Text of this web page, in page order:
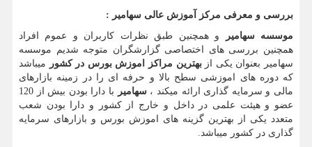
بررسی و معرفی مرکز آموزش عالی سهامیر :
موسسه سهامیر
و همچنین طبق نظرات کاربران و عموم افراد
همچنین بررسی های اختصاصی گزارشگران متوجه شدیم موسسه
سهامیر بعنوان یکی ازبهترین مراکز اموزش بورس در کشور
میباشد
که دوره های اموزشی سطح بالا و حرفه ای را در زمینه بازارهای
مالی و سرمایه گذاری ارائه میکند ،سهامیر
با دارا بودن بیش از 120
عضو و هیئت علمی در داخل و خارج از کشور و دارا بودن شعب
متعدد یکی از بهترین گزینه های اموزش بورس و بازارهای سرمایه
گذاری در کشور میباشد.